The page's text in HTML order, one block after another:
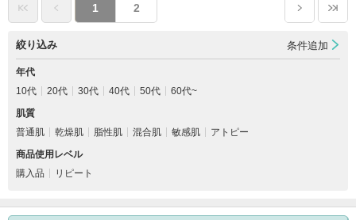
1 2
絞り込み 条件追加
年代
10代
20代 30代 40代 50代
60代~
肌質
普通肌
乾燥肌 脂性肌 混合肌 敏感肌
アトピー
商品使用レベル
購入品
リピート